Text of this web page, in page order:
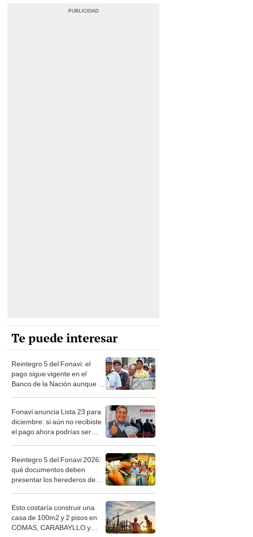
Te puede interesar
Reintegro 5 del Fonavi: el
pago sigue vigente en el
Banco de la Nación aunque el
Fonavi anuncia Lista 23 para
diciembre: si aún no recibiste
el pago ahora podrías ser
Reintegro 5 del Fonavi 2026:
qué documentos deben
presentar los herederos de
Esto costaría construir una
casa de 100m2 y 2 pisos en
COMAS, CARABAYLLO y